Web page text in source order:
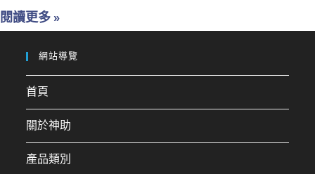
閱讀更多 »
網站導覽
首頁
關於神助
產品類別